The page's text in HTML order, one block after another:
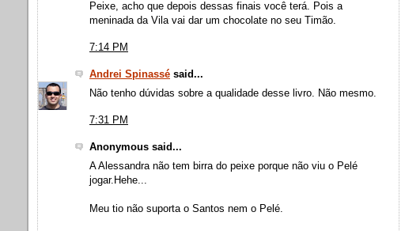
Peixe, acho que depois dessas finais você terá. Pois a
meninada da Vila vai dar um chocolate no seu Timão.
7:14 PM
Andrei Spinassé said...
Não tenho dúvidas sobre a qualidade desse livro. Não mesmo.
7:31 PM
Anonymous said...
A Alessandra não tem birra do peixe porque não viu o Pelé
jogar.Hehe...
Meu tio não suporta o Santos nem o Pelé.